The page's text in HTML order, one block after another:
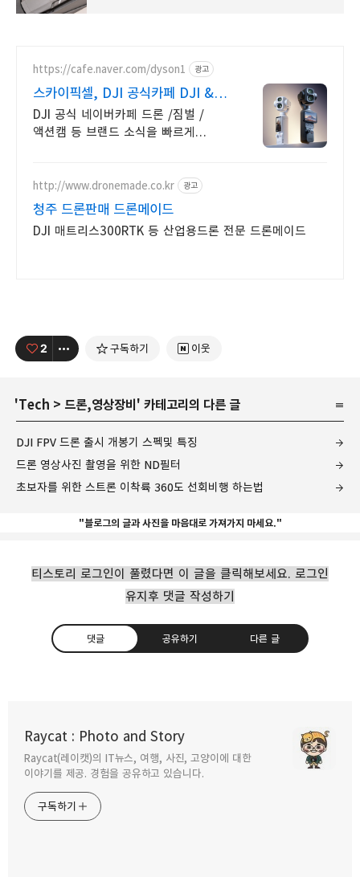
https://cafe.naver.com/dyson1 광고
스카이픽셀, DJI 공식카페 DJI &
핫셀블라드
DJI 공식 네이버카페 드론 /짐벌 /
액션캠 등 브랜드 소식을 빠르게
http://www.dronemade.co.kr 광고
청주 드론판매 드론메이드
DJI 매트리스300RTK 등 산업용드론 전문 드론메이드
2 구독하기 이웃
'Tech > 드론,영상장비 ' 카테고리의 다른 글
DJI FPV 드론 출시 개봉기 스펙및 특징
드론 영상사진 촬영을 위한 ND필터
초보자를 위한 스트론 이착륙 360도 선회비행 하는법
"블로그의 글과 사진을 마음대로 가져가지 마세요."
티스토리 로그인이 풀렸다면 이 글을 클릭해보세요. 로그인
유지후 댓글 작성하기
댓글 공유하기 다른 글
Raycat : Photo and Story
Raycat(레이캣)의 IT뉴스, 여행, 사진, 고양이에 대한
이야기를 제공. 경험을 공유하고 있습니다.
구독하기
구독하기 카카오톡
2021.04.14
DJI FPV 드론 출시 개봉기 스펙및 특징